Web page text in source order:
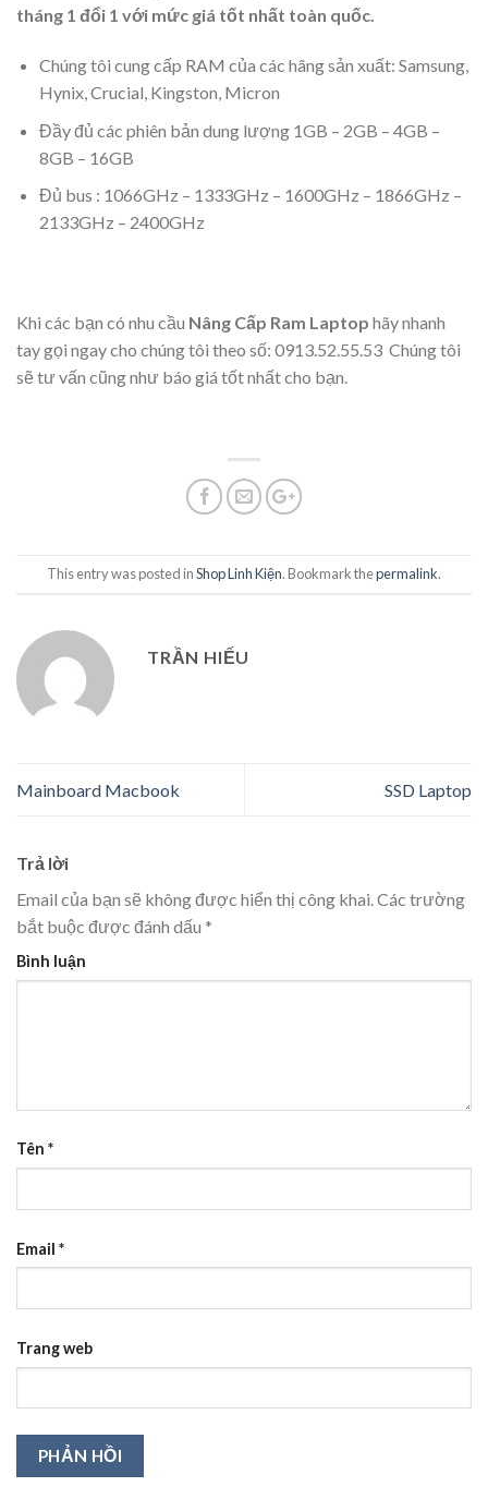
tháng 1 đổi 1 với mức giá tốt nhất toàn quốc.
Chúng tôi cung cấp RAM của các hãng sản xuất: Samsung,
Hynix, Crucial, Kingston, Micron
Đầy đủ các phiên bản dung lượng 1GB – 2GB – 4GB –
8GB – 16GB
Đủ bus : 1066GHz – 1333GHz – 1600GHz – 1866GHz –
2133GHz – 2400GHz
Khi các bạn có nhu cầu Nâng Cấp Ram Laptop hãy nhanh
tay gọi ngay cho chúng tôi theo số: 0913.52.55.53 Chúng tôi
sẽ tư vấn cũng như báo giá tốt nhất cho bạn.
This entry was posted inShop Linh Kiện. Bookmark thepermalink.
TRẦN HIẾU
Mainboard Macbook SSD Laptop
Trả lời
Email của bạn sẽ không được hiển thị công khai.Các trường
bắt buộc được đánh dấu *
Bình luận
Tên *
Email *
Trang web